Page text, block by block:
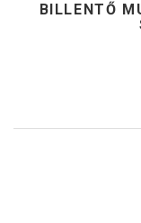
BILLENTŐ